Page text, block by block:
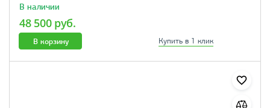
В наличии
48 500 руб.
В корзину Купить в 1 клик